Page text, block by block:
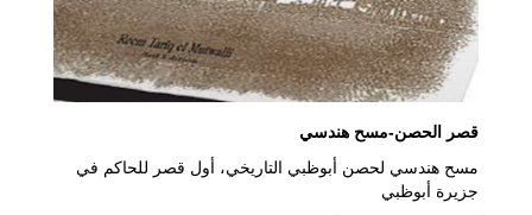
قصر الحصن-مسح هندسي
مسح هندسي لحصن أبوظبي التاريخي، أول قصر للحاكم في
جزيرة أبوظبي